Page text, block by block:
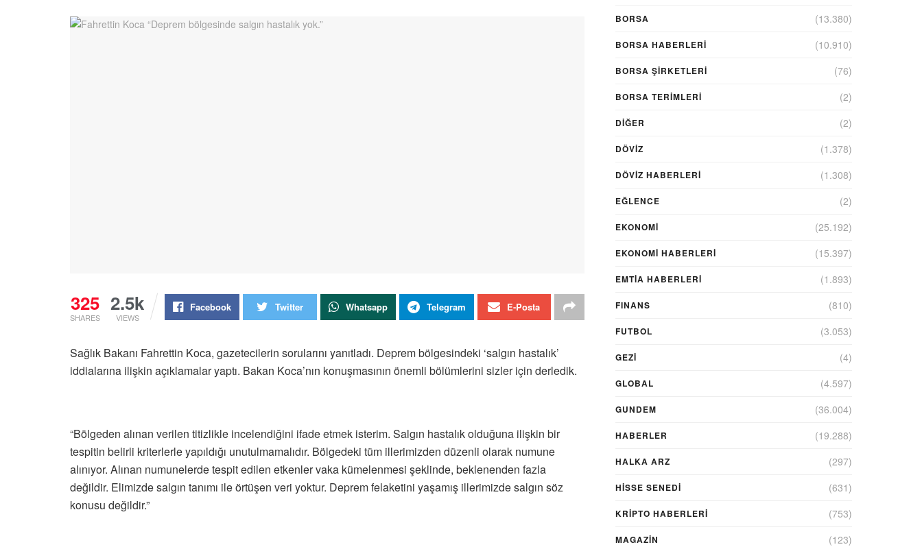
325
SHARES
2.5k
VIEWS
Facebook Twitter Whatsapp Telegram E-Posta
Sağlık Bakanı Fahrettin Koca, gazetecilerin sorularını yanıtladı. Deprem bölgesindeki ‘salgın hastalık’
iddialarına ilişkin açıklamalar yaptı. Bakan Koca’nın konuşmasının önemli bölümlerini sizler için derledik.
“Bölgeden alınan verilen titizlikle incelendiğini ifade etmek isterim. Salgın hastalık olduğuna ilişkin bir
tespitin belirli kriterlerle yapıldığı unutulmamalıdır. Bölgedeki tüm illerimizden düzenli olarak numune
alınıyor. Alınan numunelerde tespit edilen etkenler vaka kümelenmesi şeklinde, beklenenden fazla
değildir. Elimizde salgın tanımı ile örtüşen veri yoktur. Deprem felaketini yaşamış illerimizde salgın söz
konusu değildir.”
BORSA (13.380)
BORSA HABERLERI (10.910)
BORSA ŞIRKETLERI (76)
BORSA TERIMLERI (2)
DIĞER (2)
DÖVİZ (1.378)
DÖVIZ HABERLERI (1.308)
EĞLENCE (2)
EKONOMİ (25.192)
EKONOMI HABERLERI (15.397)
EMTIA HABERLERI (1.893)
FINANS (810)
FUTBOL (3.053)
GEZI (4)
GLOBAL (4.597)
GUNDEM (36.004)
HABERLER (19.288)
HALKA ARZ (297)
HİSSE SENEDİ (631)
KRIPTO HABERLERI (753)
MAGAZİN (123)